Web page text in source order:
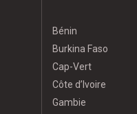
Bénin
Burkina Faso
Cap-Vert
Côte d’Ivoire
Gambie